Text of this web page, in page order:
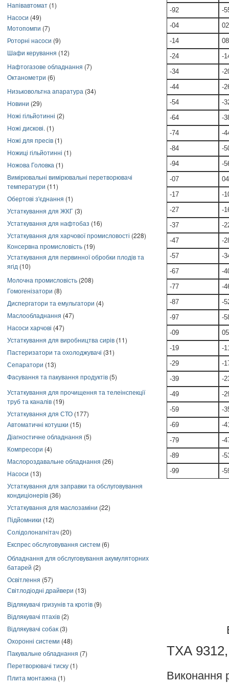
Напівавтомат (1)
Насоси (49)
Мотопомпи (7)
Роторні насоси (9)
Шафи керування (12)
Нафтогазове обладнання (7)
Октанометри (6)
Низьковольтна апаратура (34)
Новини (29)
Ножі гільйотинні (2)
Ножі дискові. (1)
Ножі для пресів (1)
Ножиці гільйотинні (1)
Ножова Головка (1)
Вимірювальні вимірювальні перетворювачі
температури (11)
Обертові з'єднання (1)
Устаткування для ЖКГ (3)
Устаткування для нафтобаз (16)
Устаткування для харчової промисловості (228)
Консервна промисловість (19)
Устаткування для первинної обробки плодів та
ягід (10)
Молочна промисловість (208)
Гомогенізатори (8)
Диспергатори та емульгатори (4)
Маслообладнання (47)
Насоси харчові (47)
Устаткування для виробництва сирів (11)
Пастеризатори та охолоджувачі (31)
Сепаратори (13)
Фасування та пакування продуктів (5)
Устаткування для прочищення та телеінспекції
труб та каналів (19)
Устаткування для СТО (177)
Автоматичні котушки (15)
Діагностичне обладнання (5)
Компресори (4)
Маслороздавальне обладнання (26)
Насоси (13)
Устаткування для заправки та обслуговування
кондиціонерів (36)
Устаткування для маслозаміни (22)
Підйомники (12)
Солідолонагнітач (20)
Експрес обслуговування систем (6)
Обладнання для обслуговування акумуляторних
батарей (2)
Освітлення (57)
Світлодіодні драйвери (13)
Відлякувачі гризунів та кротів (9)
Відлякувачі птахів (2)
Відлякувачі собак (3)
Охоронні системи (48)
Пакувальне обладнання (7)
Перетворювачі тиску (1)
Плита монтажна (1)
-92
-
-04
02
-14
08
-24
-
-34
-
-44
-
-54
-
-64
-
-74
-
-84
-
-94
-
-07
04
-17
-
-27
-
-37
-
-47
-
-57
-
-67
-
-77
-
-87
-
-97
-
-09
05
-19
-
-29
-
-39
-
-49
-
-59
-
-69
-
-79
-
-89
-
-99
-
ТХА